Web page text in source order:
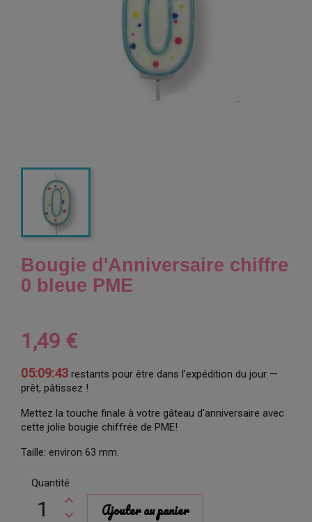
Bougie d'Anniversaire chiffre
0 bleue PME
1,49 €
05:09:42 restants pour être dans l’expédition du jour —
prêt, pâtissez !
Mettez la touche finale à votre gâteau d'anniversaire avec
cette jolie bougie chiffrée de PME!
Taille: environ 63 mm.
Quantité
Ajouter au panier